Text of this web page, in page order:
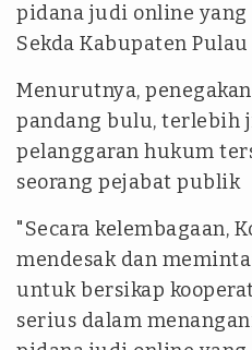
pidana judi online
Sekda Kabupaten
Menurutnya,
pandang bulu, terlebih
pelanggaran hukum
seorang pejabat publik
"Secara kelembagaan,
mendesak dan
untuk bersikap
serius dalam